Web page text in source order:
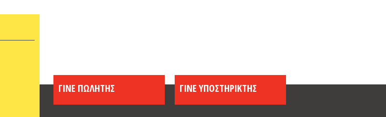
Ιούλιος 2023
Ιούνιος 2023
Μάιος 2023
ΓΙΝΕ ΠΩΛΗΤΗΣ ΓΙΝΕ ΥΠΟΣΤΗΡΙΚΤΗΣ